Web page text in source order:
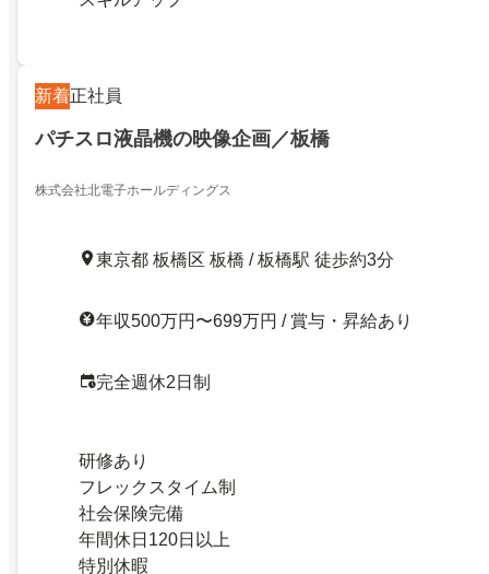
新着正社員
パチスロ液晶機の映像企画／板橋
株式会社北電子ホールディングス
東京都 板橋区 板橋 / 板橋駅 徒歩約3分
年収500万円〜699万円 / 賞与・昇給あり
完全週休2日制
研修あり
フレックスタイム制
社会保険完備
年間休日120日以上
特別休暇